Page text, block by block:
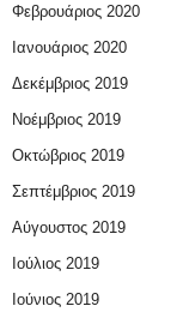
Φεβρουάριος 2020
Ιανουάριος 2020
Δεκέμβριος 2019
Νοέμβριος 2019
Οκτώβριος 2019
Σεπτέμβριος 2019
Αύγουστος 2019
Ιούλιος 2019
Ιούνιος 2019